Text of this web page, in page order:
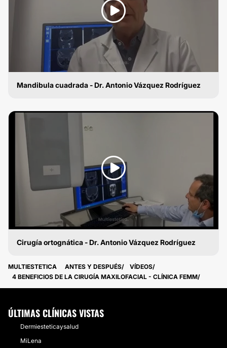
Mandibula cuadrada - Dr. Antonio Vázquez Rodríguez
Cirugía ortognática - Dr. Antonio Vázquez Rodríguez
MULTIESTETICA ANTES Y DESPUÉS
VÍDEOS
4 BENEFICIOS DE LA CIRUGÍA MAXILOFACIAL - CLÍNICA FEMM
ÚLTIMAS CLÍNICAS VISTAS
Dermiesteticaysalud
MiLena